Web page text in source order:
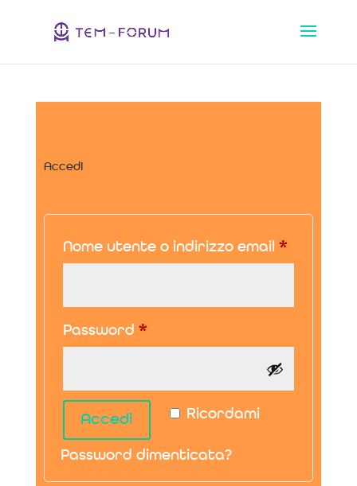
Accedi
Nome utente o indirizzo email *Richiesto
Password *Richiesto
Ricordami
Accedi
Password dimenticata?